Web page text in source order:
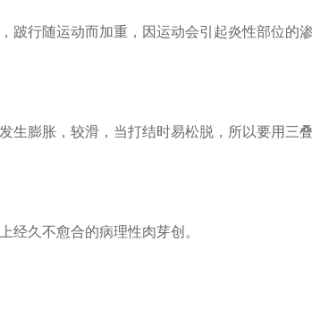
跛行随运动而加重，因运动会引起炎性部位的渗
生膨胀，较滑，当打结时易松脱，所以要用三
久不愈合的病理性肉芽创。